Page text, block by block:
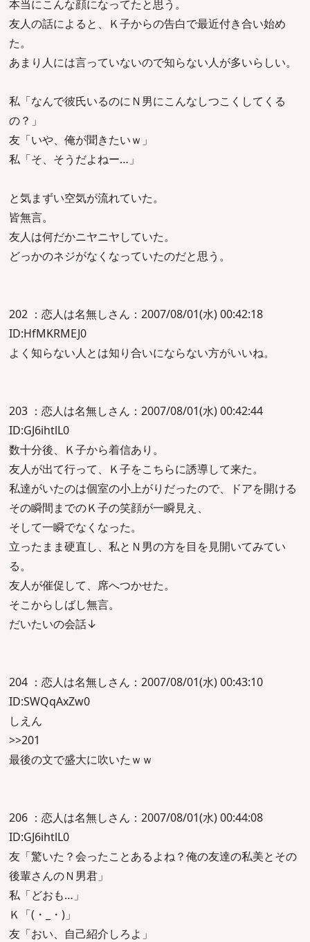
本当にこんな顔になってたと思う。
友人の話によると、Ｋ子からの告白で最近付き合い始め
た。
あまり人には言っていないので知らない人が多いらしい。
私「なんで彼氏いるのにＮ男にこんなしつこくしてくる
の？」
友「いや、俺が聞きたいｗ」
私「そ、そうだよねー…」
と気まずい空気が流れていた。
皆無言。
友人は何だかニヤニヤしていた。
どっかのネジがなくなっていたのだと思う。
202 ：恋人は名無しさん：2007/08/01(水) 00:42:18
ID:HfMKRMEJ0
よく知らない人とは知り合いにならない方がいいね。
203 ：恋人は名無しさん：2007/08/01(水) 00:42:44
ID:GJ6ihtlL0
数十分後、Ｋ子から着信あり。
友人が出て行って、Ｋ子をこちらに誘導して来た。
私達がいたのは個室の小上がりだったので、ドアを開ける
その瞬間までのＫ子の笑顔が一瞬見え、
そして一瞬でなくなった。
立ったまま硬直し、私とＮ男の方を目を見開いてみてい
る。
友人が催促して、席へつかせた。
そこからしばし無言。
だいたいの会話↓
204 ：恋人は名無しさん：2007/08/01(水) 00:43:10
ID:SWQqAxZw0
しえん
>>201
最後の文で盛大に吹いたｗｗ
206 ：恋人は名無しさん：2007/08/01(水) 00:44:08
ID:GJ6ihtlL0
友「驚いた？会ったことあるよね？俺の友達の私美とその
後輩さんのＮ男君」
私「どおも…」
Ｋ「(・_・)」
友「おい、自己紹介しろよ」